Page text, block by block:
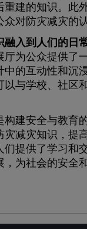
建的知识。此
对防灾减灾的
入到人们的日
为公众提供了
的互动性和沉
与学校、社区
安全与教育
减灾知识，提
提供了学习和
为社会的安全